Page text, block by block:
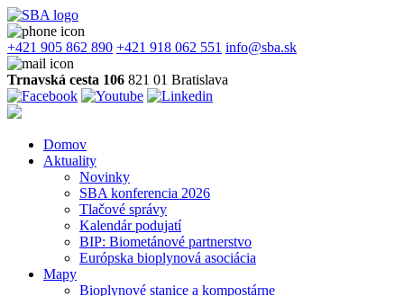
+421 905 862 890 +421 918 062 551 info@sba.sk
Trnavská cesta 106 821 01 Bratislava
Domov
Aktuality
Novinky
SBA konferencia 2026
Tlačové správy
Kalendár podujatí
BIP: Biometánové partnerstvo
Európska bioplynová asociácia
Mapy
Bioplynové stanice a kompostárne